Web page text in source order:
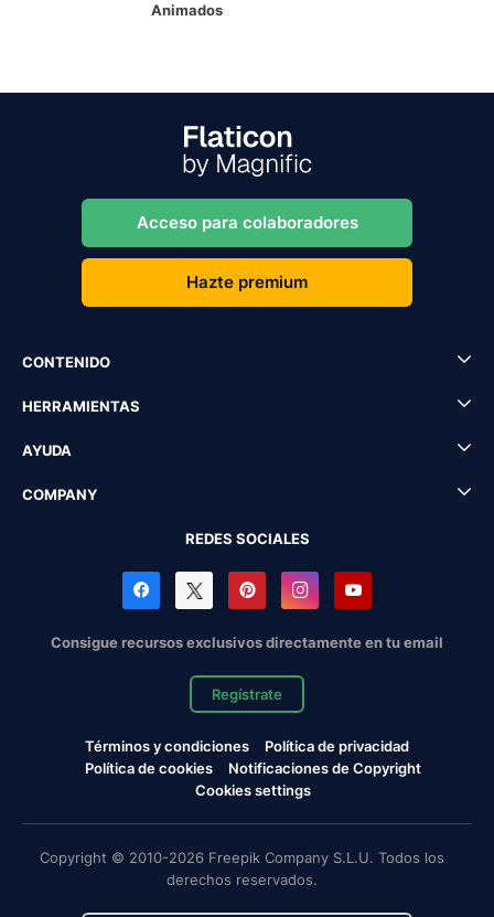
Animados
Acceso para colaboradores
Hazte premium
CONTENIDO
HERRAMIENTAS
AYUDA
COMPANY
REDES SOCIALES
Consigue recursos exclusivos directamente en tu email
Regístrate
Términos y condiciones
Política de privacidad
Política de cookies
Notificaciones de Copyright
Cookies settings
Copyright © 2010-2026 Freepik Company S.L.U. Todos los
derechos reservados.